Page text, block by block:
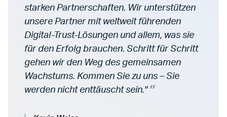
starken Partnerschaften. Wir unterstützen
unsere Partner mit weltweit führenden
Digital-Trust-Lösungen und allem, was sie
für den Erfolg brauchen. Schritt für Schritt
gehen wir den Weg des gemeinsamen
Wachstums. Kommen Sie zu uns – Sie
werden nicht enttäuscht sein."